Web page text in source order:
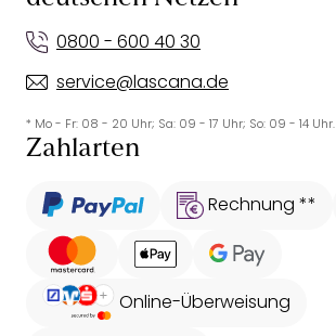
0800 - 600 40 30
service@lascana.de
* Mo - Fr: 08 - 20 Uhr; Sa: 09 - 17 Uhr; So: 09 - 14 Uhr.
Zahlarten
Rechnung **
Online-Überweisung